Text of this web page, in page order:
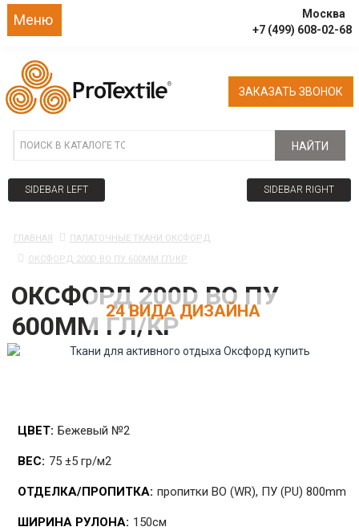
Москва
+7 (499) 608-02-68
НАЙТИ
ЗАКАЗАТЬ ЗВОНОК
Меню
SIDEBAR LEFT SIDEBAR RIGHT
ГЛАВНАЯ
ПАЛАТОЧНЫЕ ТКАНИ ОКСФОРД
ОКСФОРД 200D ВО ПУ 600MM ГЛ/КР
ОКСФОРД 200D ВО ПУ
600MM ГЛ/КР24 ВИДА ДИЗАЙНА
ЦВЕТ: Бежевый №2
ВЕС: 75 ±5 гр/м2
ОТДЕЛКА/ПРОПИТКА: пропитки ВО (WR), ПУ (PU) 800mm
ШИРИНА РУЛОНА: 150см